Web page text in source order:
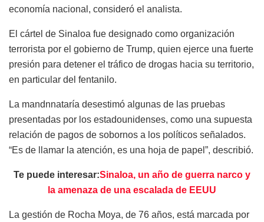
economía nacional, consideró el analista.
El cártel de Sinaloa fue designado como organización
terrorista por el gobierno de Trump, quien ejerce una fuerte
presión para detener el tráfico de drogas hacia su territorio,
en particular del fentanilo.
La mandnnataría desestimó algunas de las pruebas
presentadas por los estadounidenses, como una supuesta
relación de pagos de sobornos a los políticos señalados.
“Es de llamar la atención, es una hoja de papel”, describió.
Te puede interesar:Sinaloa, un año de guerra narco y
la amenaza de una escalada de EEUU
La gestión de Rocha Moya, de 76 años, está marcada por